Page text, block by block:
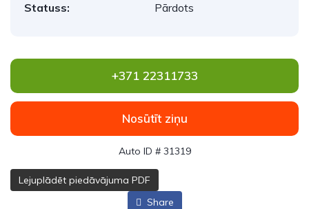
Statuss:
Pārdots
+371 22311733
Nosūtīt ziņu
Auto ID # 31319
Lejuplādēt piedāvājuma PDF
Share